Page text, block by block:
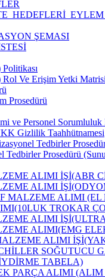
ŞEMASI
Ve Erişim Yetki Matrisi
Prosedürü
ve Personel Sorumluluk
Gizlilik Taahhütnamesi
Tedbirler
Prosedürü
ALIMI İŞİ(ABR
ALIMI
MALZEME ALIMI (EL
TROKAR
ALIMI
ALIMI(EMG
ALIMI
SOĞUTUCU
TABELA)
PARÇA ALIMI